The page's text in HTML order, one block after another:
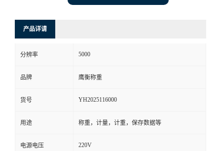
产品详请
分辨率 5000
品牌 鹰衡称重
货号 YH2025116000
用途 称重，计量，计重，保存数据等
电源电压 220V